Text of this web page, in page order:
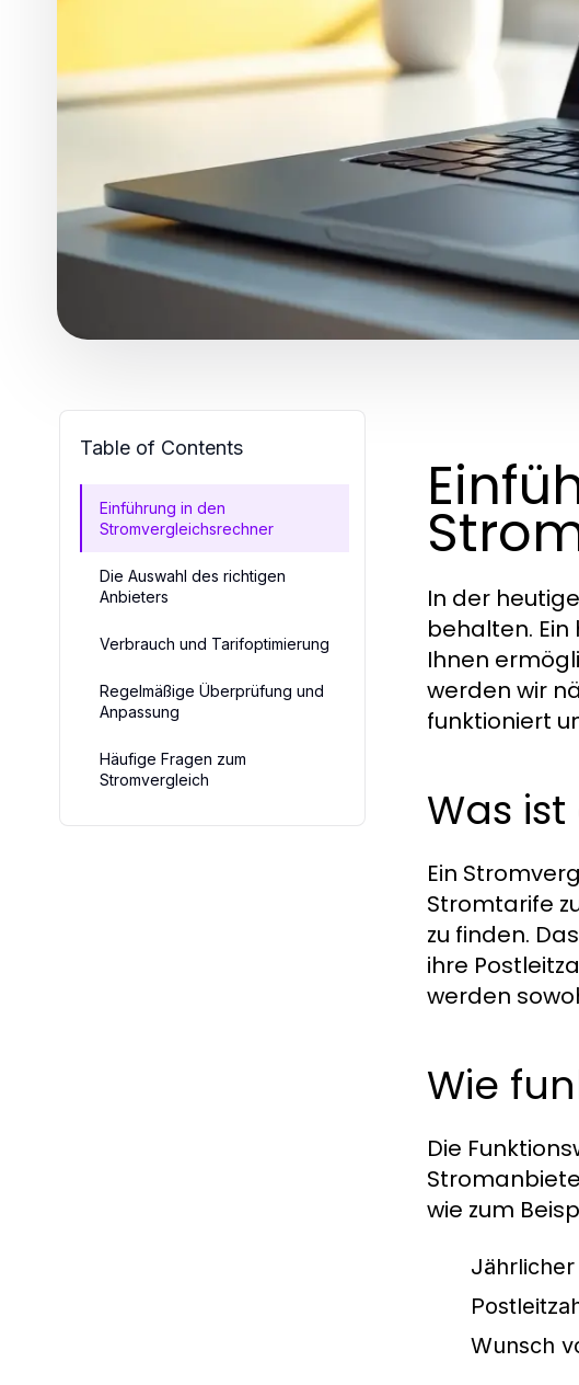
Table of Contents
Einführung in den
Stromvergleichsrechner
Die Auswahl des richtigen
Anbieters
Verbrauch und Tarifoptimierung
Regelmäßige Überprüfung und
Anpassung
Häufige Fragen zum
Stromvergleich
In der
behalten.
Ihnen
werden wir
funktioniert
Was
Ein
Stromtarife
zu finden.
ihre
werden
Wie
Die
wie zum
Wunsch